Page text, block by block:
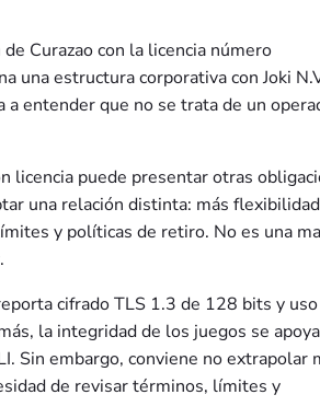
Curazao con la licencia número
estructura corporativa con Joki
a entender que no se trata de un
licencia puede presentar otras
una relación distinta: más flexibilidad
y políticas de retiro. No es una
cifrado TLS 1.3 de 128 bits y
la integridad de los juegos se
Sin embargo, conviene no extrapolar
de revisar términos, límites y